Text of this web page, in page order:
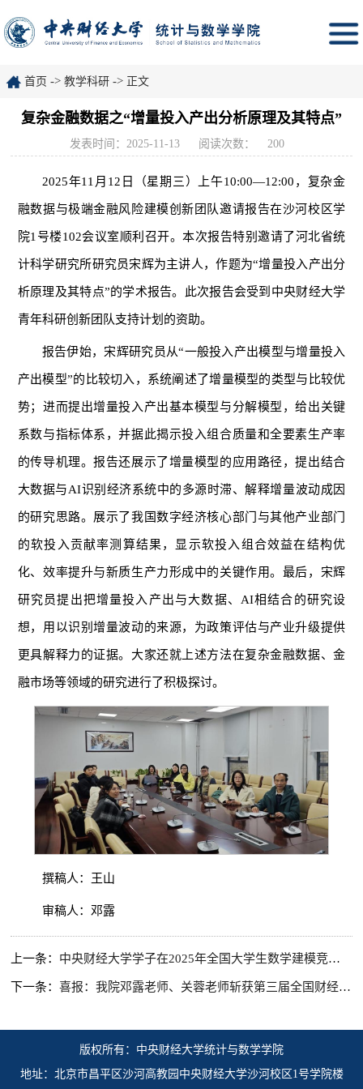
首页 -> 教学科研 -> 正文
复杂金融数据之“增量投入产出分析原理及其特点”
发表时间：2025-11-13 阅读次数： 200
2025年11月12日（星期三）上午10:00—12:00，复杂金
融数据与极端金融风险建模创新团队邀请报告在沙河校区学
院1号楼102会议室顺利召开。本次报告特别邀请了河北省统
计科学研究所研究员宋辉为主讲人，作题为“增量投入产出分
析原理及其特点”的学术报告。此次报告会受到中央财经大学
青年科研创新团队支持计划的资助。
报告伊始，宋辉研究员从“一般投入产出模型与增量投入
产出模型”的比较切入，系统阐述了增量模型的类型与比较优
势；进而提出增量投入产出基本模型与分解模型，给出关键
系数与指标体系，并据此揭示投入组合质量和全要素生产率
的传导机理。报告还展示了增量模型的应用路径，提出结合
大数据与AI识别经济系统中的多源时滞、解释增量波动成因
的研究思路。展示了我国数字经济核心部门与其他产业部门
的软投入贡献率测算结果，显示软投入组合效益在结构优
化、效率提升与新质生产力形成中的关键作用。最后，宋辉
研究员提出把增量投入产出与大数据、AI相结合的研究设
想，用以识别增量波动的来源，为政策评估与产业升级提供
更具解释力的证据。大家还就上述方法在复杂金融数据、金
融市场等领域的研究进行了积极探讨。
撰稿人：王山
审稿人：邓露
上一条： 中央财经大学学子在2025年全国大学生数学建模竞赛中喜获佳绩
下一条：喜报：我院邓露老师、关蓉老师斩获第三届全国财经高校 “同课异构”教学竞赛双项一等奖
版权所有：中央财经大学统计与数学学院
地址：北京市昌平区沙河高教园中央财经大学沙河校区1号学院楼